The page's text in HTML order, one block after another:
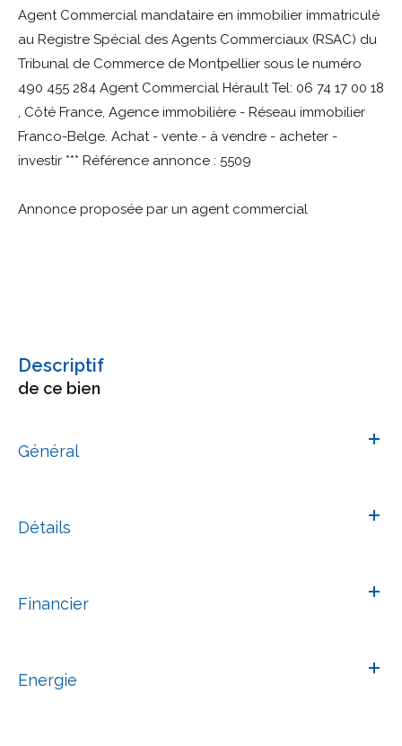
Agent Commercial mandataire en immobilier immatriculé
au Registre Spécial des Agents Commerciaux (RSAC) du
Tribunal de Commerce de Montpellier sous le numéro
490 455 284 Agent Commercial Hérault Tel: 06 74 17 00 18
, Côté France, Agence immobilière - Réseau immobilier
Franco-Belge. Achat - vente - à vendre - acheter -
investir *** Référence annonce : 5509
Annonce proposée par un agent commercial
descriptif
de ce bien
Général
Détails
Financier
Energie